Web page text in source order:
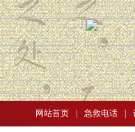
网站首页 急救电话